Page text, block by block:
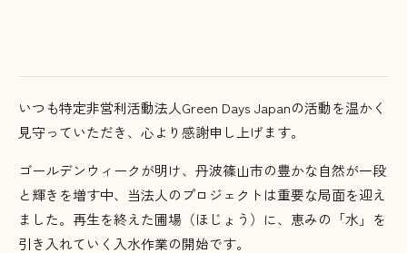
いつも特定非営利活動法人Green Days Japanの活動を温かく
見守っていただき、心より感謝申し上げます。
ゴールデンウィークが明け、丹波篠山市の豊かな自然が一段
と輝きを増す中、当法人のプロジェクトは重要な局面を迎え
ました。再生を終えた圃場（ほじょう）に、恵みの「水」を
引き入れていく入水作業の開始です。